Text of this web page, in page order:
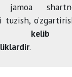
tuzish,
kelib
.